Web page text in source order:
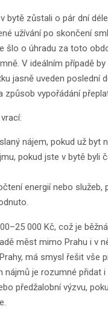
bytě zůstali o pár dní
užívání po skončení
šlo o úhradu za toto
V ideálním případě by
jasně uveden poslední
způsob vypořádání
nájem, pokud už byt
pokud jste v bytě byli
energií nebo služeb,
000 Kč, což je
měst mimo Prahu i v
má smysl řešit vše
nájmů je rozumné přidat i
předžalobní výzvu,